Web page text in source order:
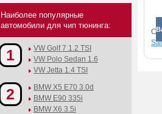
Наиболее популярные
автомобили для чип тюнинга:
1
VW Golf 7 1.2 TSI
VW Polo Sedan 1.6
VW Jetta 1.4 TSI
2
BMW X5 E70 3.0d
BMW E90 335i
BMW X6 3.5i